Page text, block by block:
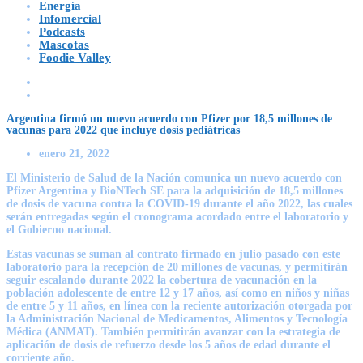
Energía
Infomercial
Podcasts
Mascotas
Foodie Valley
Argentina firmó un nuevo acuerdo con Pfizer por 18,5 millones de
vacunas para 2022 que incluye dosis pediátricas
enero 21, 2022
El Ministerio de Salud de la Nación comunica un nuevo acuerdo con
Pfizer Argentina y BioNTech SE para la adquisición de 18,5 millones
de dosis de vacuna contra la COVID-19 durante el año 2022, las cuales
serán entregadas según el cronograma acordado entre el laboratorio y
el Gobierno nacional.
Estas vacunas se suman al contrato firmado en julio pasado con este
laboratorio para la recepción de 20 millones de vacunas, y permitirán
seguir escalando durante 2022 la cobertura de vacunación en la
población adolescente de entre 12 y 17 años, así como en niños y niñas
de entre 5 y 11 años, en línea con la reciente autorización otorgada por
la Administración Nacional de Medicamentos, Alimentos y Tecnología
Médica (ANMAT). También permitirán avanzar con la estrategia de
aplicación de dosis de refuerzo desde los 5 años de edad durante el
corriente año.